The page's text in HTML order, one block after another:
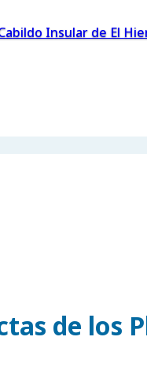
Insular de El
de los